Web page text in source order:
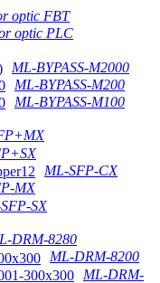
optic FBT
optic PLC
ML-BYPASS-M2000
ML-BYPASS-M200
ML-BYPASS-M100
ML-SFP-CX
MX
SX
DRM-8280
ML-DRM-8200
ML-DRM-